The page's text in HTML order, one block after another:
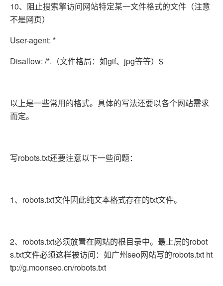
10、阻止搜索擎访问网站特定某一文件格式的文件（注意
不是网页）
User-agent: *
Disallow: /*.（文件格局：如gif、jpg等等）$
以上是一些常用的格式。具体的写法还要以各个网站需求
而定。
写robots.txt还要注意以下一些问题：
1、robots.txt文件因此纯文本格式存在的txt文件。
2、robots.txt必须放置在网站的根目录中。最上层的robot
s.txt文件必须这样被访问：如广州seo网站写的robots.txt ht
tp://g.moonseo.cn/robots.txt